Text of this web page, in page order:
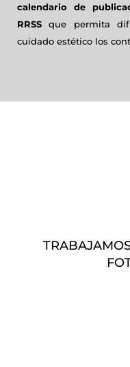
calendario de
RRSS que permita
cuidado estético los